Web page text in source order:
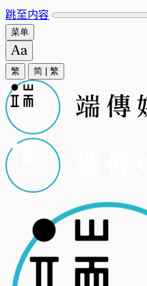
跳至内容
菜单
繁 简 繁